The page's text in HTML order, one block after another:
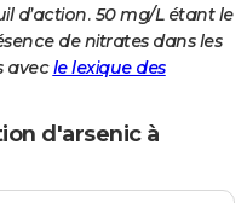
d’action. 50 mg/L étant le
de nitrates dans les
avecle lexique des
d'arsenic à